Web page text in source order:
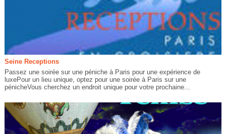
Seine Receptions
Passez une soirée sur une péniche à Paris pour une expérience de
luxePour un lieu unique, optez pour une soirée à Paris sur une
pénicheVous cherchez un endroit unique pour votre prochaine...